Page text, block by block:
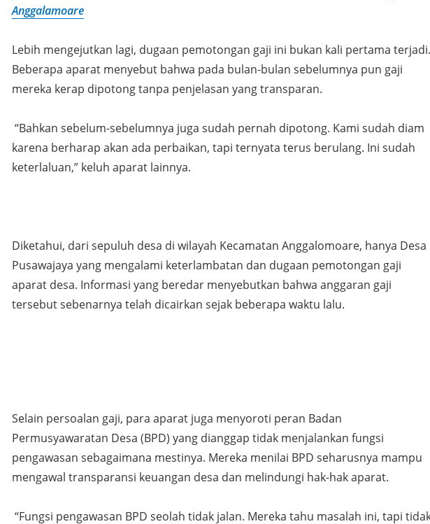
Anggalamoare
Lebih mengejutkan lagi, dugaan pemotongan gaji ini bukan kali pertama terjadi.
Beberapa aparat menyebut bahwa pada bulan-bulan sebelumnya pun gaji
mereka kerap dipotong tanpa penjelasan yang transparan.
“Bahkan sebelum-sebelumnya juga sudah pernah dipotong. Kami sudah diam
karena berharap akan ada perbaikan, tapi ternyata terus berulang. Ini sudah
keterlaluan,” keluh aparat lainnya.
Diketahui, dari sepuluh desa di wilayah Kecamatan Anggalomoare, hanya Desa
Pusawajaya yang mengalami keterlambatan dan dugaan pemotongan gaji
aparat desa. Informasi yang beredar menyebutkan bahwa anggaran gaji
tersebut sebenarnya telah dicairkan sejak beberapa waktu lalu.
Selain persoalan gaji, para aparat juga menyoroti peran Badan
Permusyawaratan Desa (BPD) yang dianggap tidak menjalankan fungsi
pengawasan sebagaimana mestinya. Mereka menilai BPD seharusnya mampu
mengawal transparansi keuangan desa dan melindungi hak-hak aparat.
“Fungsi pengawasan BPD seolah tidak jalan. Mereka tahu masalah ini, tapi